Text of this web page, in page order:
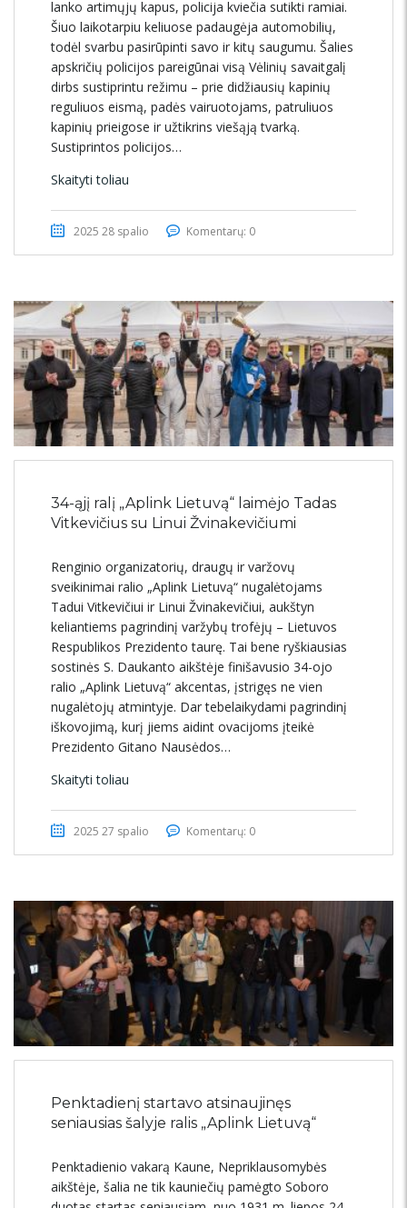
lanko artimųjų kapus, policija kviečia sutikti ramiai.
Šiuo laikotarpiu keliuose padaugėja automobilių,
todėl svarbu pasirūpinti savo ir kitų saugumu. Šalies
apskričių policijos pareigūnai visą Vėlinių savaitgalį
dirbs sustiprintu režimu – prie didžiausių kapinių
reguliuos eismą, padės vairuotojams, patruliuos
kapinių prieigose ir užtikrins viešąją tvarką.
Sustiprintos policijos…
Skaityti toliau
2025 28 spalio Komentarų: 0
34-ąjį ralį „Aplink Lietuvą“ laimėjo Tadas
Vitkevičius su Linui Žvinakevičiumi
Renginio organizatorių, draugų ir varžovų
sveikinimai ralio „Aplink Lietuvą“ nugalėtojams
Tadui Vitkevičiui ir Linui Žvinakevičiui, aukštyn
keliantiems pagrindinį varžybų trofėjų – Lietuvos
Respublikos Prezidento taurę. Tai bene ryškiausias
sostinės S. Daukanto aikštėje finišavusio 34-ojo
ralio „Aplink Lietuvą“ akcentas, įstrigęs ne vien
nugalėtojų atmintyje. Dar tebelaikydami pagrindinį
iškovojimą, kurį jiems aidint ovacijoms įteikė
Prezidento Gitano Nausėdos…
Skaityti toliau
2025 27 spalio Komentarų: 0
Penktadienį startavo atsinaujinęs
seniausias šalyje ralis „Aplink Lietuvą“
Penktadienio vakarą Kaune, Nepriklausomybės
aikštėje, šalia ne tik kauniečių pamėgto Soboro